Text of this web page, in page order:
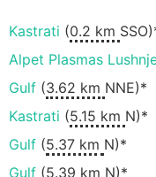
Kastrati (0.2 km
Alpet Plasmas
Gulf (3.62 km NNE)*
Kastrati (5.15 km N)*
Gulf (5.37 km N)*
Gulf (5.39 km N)*